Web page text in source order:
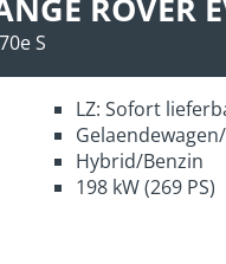
S
LZ: Sofort
Hybrid/Benzin
198 kW (269 PS)